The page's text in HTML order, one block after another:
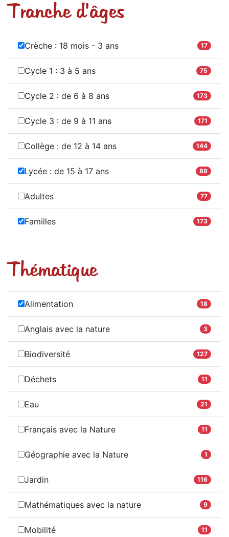
Tranche d'âges
Crèche : 18 mois - 3 ans 17
Cycle 1 : 3 à 5 ans 75
Cycle 2 : de 6 à 8 ans 173
Cycle 3 : de 9 à 11 ans 171
Collège : de 12 à 14 ans 144
Lycée : de 15 à 17 ans 89
Adultes 77
Familles 173
Thématique
Alimentation 18
Anglais avec la nature 3
Biodiversité 127
Déchets 11
Eau 21
Français avec la Nature 11
Géographie avec la Nature 1
Jardin 116
Mathématiques avec la nature 9
Mobilité 11